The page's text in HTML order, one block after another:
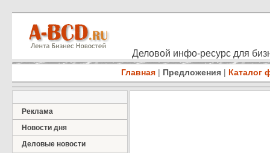
Деловой инфо-ресурс для
Главная | Предложения | Каталог
Реклама
Новости дня
Деловые новости